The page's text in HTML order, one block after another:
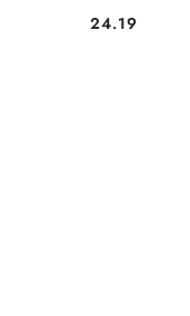
Cena:
24.19